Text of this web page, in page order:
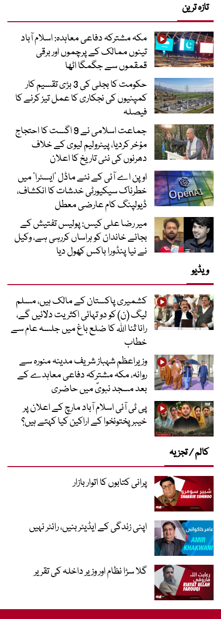
تازہ ترین
مکہ مشترکہ دفاعی معاہدہ: اسلام آباد
تینوں ممالک کے پرچموں اور برقی
قمقموں سے جگمگا اٹھا
حکومت کا بجلی کی 3 بڑی تقسیم کار
کمپنیوں کی نجکاری کا عمل تیز کرنے کا
فیصلہ
جماعت اسلامی نے 9 اگست کا احتجاج
مؤخر کردیا، پیٹرولیم لیوی کے خلاف
دھرنوں کی نئی تاریخ کا اعلان
اوپن اے آئی کے نئے ماڈل ’ایسٹرا‘ میں
خطرناک سیکیورٹی خدشات کا انکشاف،
ڈیولپنگ کام عارضی معطل
میر رضا علی کیس: پولیس تفتیش کے
بجائے خاندان کو ہراساں کررہی ہے، وکیل
نے نیا پنڈورا باکس کھول دیا
ویڈیو
کشمیری پاکستان کے مالک ہیں، مسلم
لیگ (ن) کو دو تہائی اکثریت دلائیں گے،
رانا ثنا اللہ کا ضلع باغ میں جلسہ عام سے
خطاب
وزیراعظم شہباز شریف مدینہ منورہ سے
روانہ، مکہ مشترکہ دفاعی معاہدے کے
بعد مسجد نبویؐ میں حاضری
پی ٹی آئی اسلام آباد مارچ کے اعلان پر
خیبر پختونخوا کے اراکین کیا کہتے ہیں؟
کالم / تجزیہ
پرانی کتابوں کا اتوار بازار
اپنی زندگی کے ایڈیٹر بنیں، رائٹر نہیں
گلا سڑا نظام اور وزیر داخلہ کی تقریر